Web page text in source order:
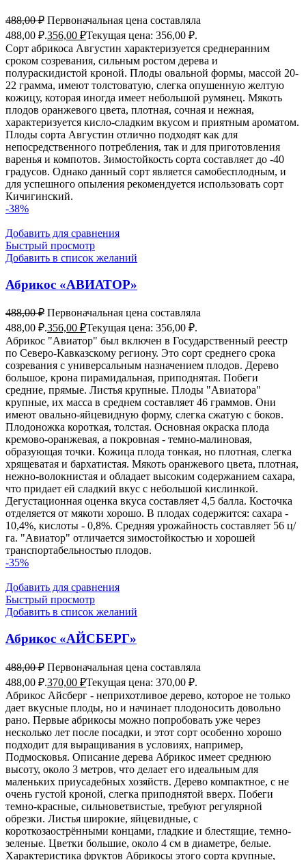
488,00₽ Первоначальная цена составляла
488,00 ₽.356,00 ₽Текущая цена: 356,00 ₽.
Сорт абрикоса Августин характеризуется среднеранним
сроком созревания, сильным ростом дерева и
полураскидистой кроной. Плоды овальной формы, массой 20-
22 грамма, имеют толстоватую, слегка опушенную желтую
кожицу, которая иногда имеет небольшой румянец. Мякоть
плодов оранжевого цвета, плотная, сочная и нежная,
характеризуется кисло-сладким вкусом и приятным ароматом.
Плоды сорта Августин отлично подходят как для
непосредственного потребления, так и для приготовления
варенья и компотов. Зимостойкость сорта составляет до -40
градусов. Однако данный сорт является самобесплодным, и
для успешного опыления рекомендуется использовать сорт
Кичигинский.
-38%
Добавить для сравнения
Быстрый просмотр
Добавить в список желаний
Абрикос «АВИАТОР»
488,00₽ Первоначальная цена составляла
488,00 ₽.356,00 ₽Текущая цена: 356,00 ₽.
Абрикос "Авиатор" был включен в Государственный реестр
по Северо-Кавказскому региону. Это сорт среднего срока
созревания с универсальным назначением плодов. Дерево
большое, крона пирамидальная, приподнятая. Побеги
средние, прямые. Листья крупные. Плоды "Авиатора"
крупные, их масса в среднем составляет 46 граммов. Они
имеют овально-яйцевидную форму, слегка сжатую с боков.
Плодоножка короткая, толстая. Основная окраска плода
кремово-оранжевая, а покровная - темно-малиновая,
образующая точки. Кожица плода тонкая, но плотная, слегка
хрящеватая и бархатистая. Мякоть оранжевого цвета, плотная,
нежно-волокнистая и обладает высоким содержанием сахара,
что придает ей сладкий вкус с небольшой кислинкой.
Дегустационная оценка вкуса составляет 4,5 балла. Косточка
отделяется от мякоти хорошо. В плодах содержится: сахара -
10,4%, кислоты - 0,8%. Средняя урожайность составляет 56 ц/
га. "Авиатор" отличается зимостойкостью и хорошей
транспортабельностью плодов.
-35%
Добавить для сравнения
Быстрый просмотр
Добавить в список желаний
Абрикос «АЙСБЕРГ»
488,00₽ Первоначальная цена составляла
488,00 ₽.370,00 ₽Текущая цена: 370,00 ₽.
Абрикос Айсберг - неприхотливое дерево, которое не только
дает вкусные плоды, но и начинает плодоносить довольно
рано. Первые абрикосы можно попробовать уже через
несколько лет после посадки, и этот сорт особенно хорошо
подходит для выращивания в условиях, например,
Подмосковья. Описание дерева Абрикос имеет среднюю
высоту, около 3 метров, что делает его идеальным для
маленьких приусадебных хозяйств. Дерево компактное, с не
очень густой кроной, слегка приподнятой вверх. Побеги
темно-красные, сильноветвистые, требуют регулярной
обрезки. Листья широкие, яйцевидные, с
короткозаострёнными концами, гладкие и блестящие, темно-
зеленые. Цветки большие, около 4 см в диаметре, белые.
Характеристика фруктов Абрикосы этого сорта крупные,